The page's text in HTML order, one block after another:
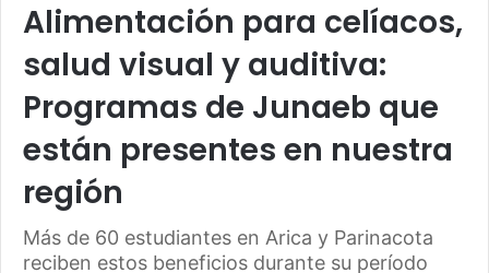
Alimentación para celíacos,
salud visual y auditiva:
Programas de Junaeb que
están presentes en nuestra
región
Más de 60 estudiantes en Arica y Parinacota
reciben estos beneficios durante su período
b
o
o
k
u
b
e